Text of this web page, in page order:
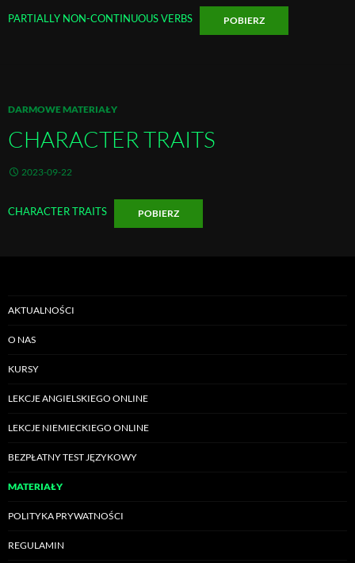
PARTIALLY NON-CONTINUOUS VERBS POBIERZ
DARMOWE MATERIAŁY
CHARACTER TRAITS
2023-09-22
CHARACTER TRAITS POBIERZ
AKTUALNOŚCI
O NAS
KURSY
LEKCJE ANGIELSKIEGO ONLINE
LEKCJE NIEMIECKIEGO ONLINE
BEZPŁATNY TEST JĘZYKOWY
MATERIAŁY
POLITYKA PRYWATNOŚCI
REGULAMIN